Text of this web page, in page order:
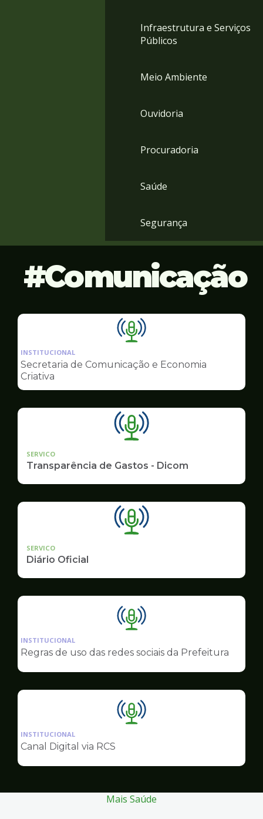
Infraestrutura e Serviços
Públicos
Meio Ambiente
Ouvidoria
Procuradoria
Saúde
Segurança
Comunicação
Ilustração
pagina
Comunicação
INSTITUCIONAL
Secretaria de Comunicação e Economia
Criativa
SERVICO
Transparência de Gastos - Dicom
SERVICO
Diário Oficial
Ilustração
pagina
Comunicação
INSTITUCIONAL
Regras de uso das redes sociais da Prefeitura
Ilustração
Comunicação
INSTITUCIONAL
Canal Digital via RCS
Mais Saúde